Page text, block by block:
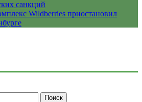
санкций
Wildberries приостановил